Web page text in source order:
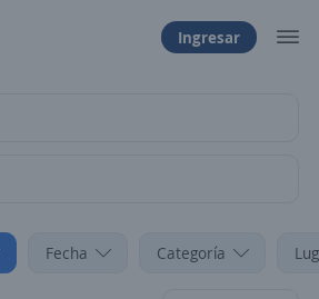
Ingresar
Fecha Categoría